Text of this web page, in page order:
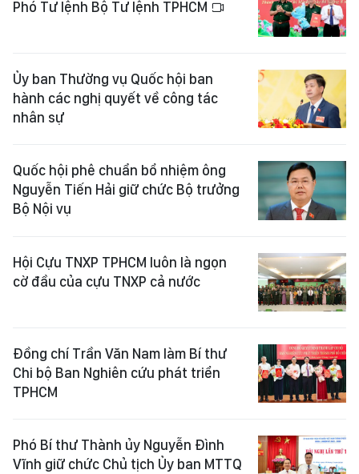
Phó Tư lệnh Bộ Tư lệnh TPHCM
Ủy ban Thường vụ Quốc hội ban
hành các nghị quyết về công tác
nhân sự
Quốc hội phê chuẩn bổ nhiệm ông
Nguyễn Tiến Hải giữ chức Bộ trưởng
Bộ Nội vụ
Hội Cựu TNXP TPHCM luôn là ngọn
cờ đầu của cựu TNXP cả nước
Đồng chí Trần Văn Nam làm Bí thư
Chi bộ Ban Nghiên cứu phát triển
TPHCM
Phó Bí thư Thành ủy Nguyễn Đình
Vĩnh giữ chức Chủ tịch Ủy ban MTTQ